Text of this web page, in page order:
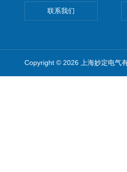
联系我们
Copyright © 2026 上海妙定电气